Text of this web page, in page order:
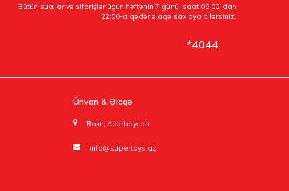
Bütün suallar və sifarişlər üçün həftənin 7 günü, saat 09:00-dan
22:00-a qədər əlaqə saxlaya bilərsiniz.
*4044
Ünvan & Əlaqə
Bakı , Azərbaycan
info@supertoys.az